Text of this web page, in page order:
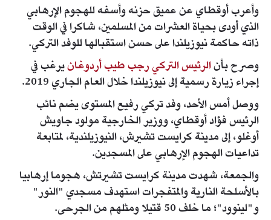
وأعرب أوقطاي عن عميق حزنه وأسفه للهجوم الإرهابي
الذي أودى بحياة العشرات من المسلمين، شاكرا في الوقت
ذاته حاكمة نيوزيلندا على حسن استقبالها للوفد التركي.
وصرح بأنالرئيس التركي رجب طيب أردوغانيرغب في
إجراء زيارة رسمية إلى نيوزيلندا خلال العام الجاري 2019.
ووصل أمس الأحد، وفد تركي رفيع المستوى يضم نائب
الرئيس فؤاد أوقطاي، ووزير الخارجية مولود جاويش
أوغلو، إلى مدينة كرايست تشيرش، النيوزيلندية، لمتابعة
تداعيات الهجوم الإرهابي على المسجدين.
والجمعة، شهدت مدينة كرايست تشيرتش، هجوما إرهابيا
بالأسلحة النارية والمتفجرات استهدف مسجدي "النور"
و"لينوود"؛ ما خلف 50 قتيلا ومثلهم من الجرحى.